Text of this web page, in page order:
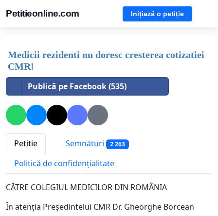
Petitieonline.com Inițiază o petiție
Medicii rezidenti nu doresc cresterea cotizatiei
CMR!
Publică pe Facebook (535)
Petitie Semnături 2 263
Politică de confidențialitate
CĂTRE COLEGIUL MEDICILOR DIN ROMÂNIA
În atenția Președintelui CMR Dr. Gheorghe Borcean